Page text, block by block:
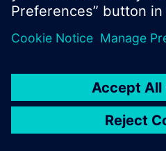
© Siemens Switzerland
Zakres produktów i ceny
Polityka prywatności
Warunki użytkowania